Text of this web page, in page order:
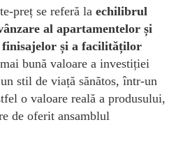
preț se referă la echilibrul
al apartamentelor și
finisajelor și a facilităților
bună valoare a investiției
stil de viață sănătos, într-un
o valoare reală a produsului,
de oferit ansamblul